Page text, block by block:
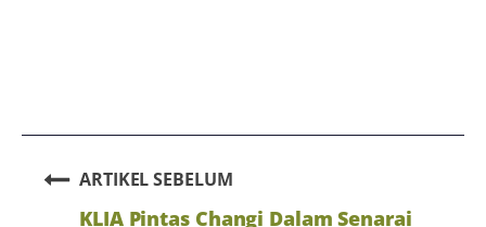
ARTIKEL SEBELUM
KLIA Pintas Changi Dalam Senarai